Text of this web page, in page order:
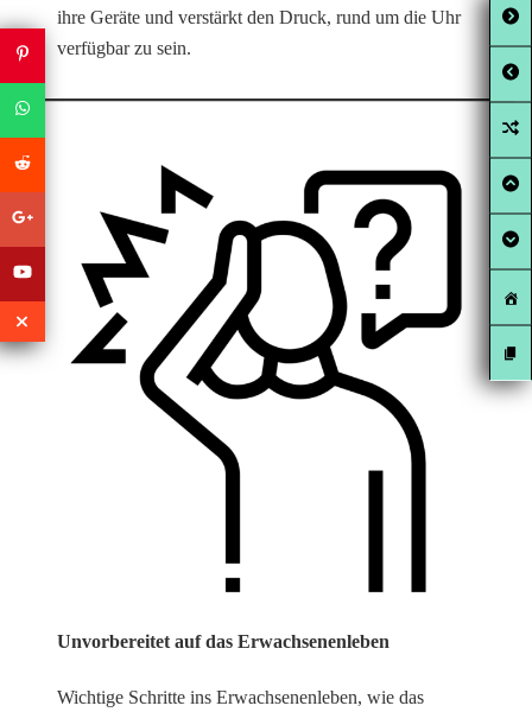
ihre Geräte und verstärkt den Druck, rund um die Uhr
verfügbar zu sein.
Unvorbereitet auf das Erwachsenenleben
Wichtige Schritte ins Erwachsenenleben, wie das